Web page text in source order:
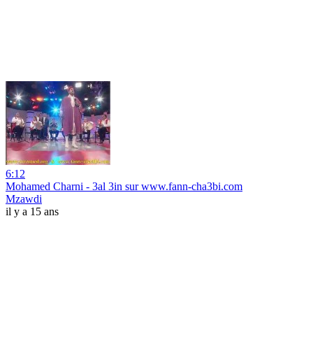
6:12
Mohamed Charni - 3al 3in sur www.fann-cha3bi.com
Mzawdi
il y a 15 ans